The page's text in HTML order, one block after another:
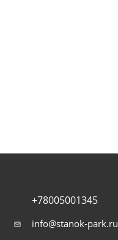
+78005001345
info@stanok-park.ru